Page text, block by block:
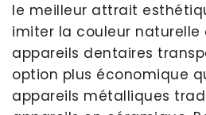
le meilleur attrait
imiter la couleur naturelle
appareils dentaires
option plus économique
appareils métalliques